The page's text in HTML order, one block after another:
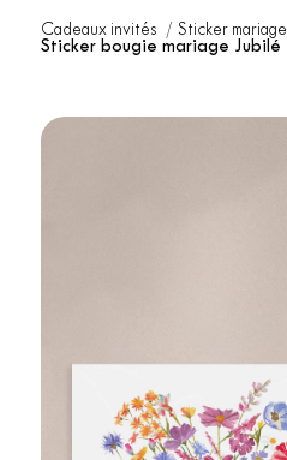
Cadeaux invités Sticker mariage
Sticker bougie mariage Jubilé